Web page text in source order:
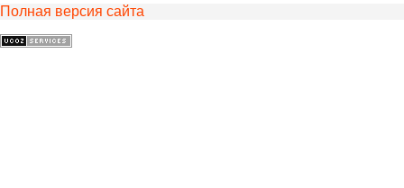
Полная версия сайта